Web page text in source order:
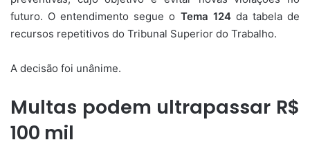
futuro. O entendimento segue o Tema 124da tabela de
recursos repetitivos do Tribunal Superior do Trabalho.
A decisão foi unânime.
Multas podem ultrapassar R$
100 mil